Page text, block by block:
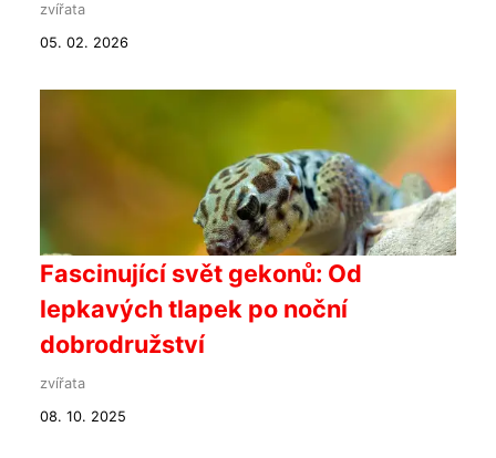
zvířata
05. 02. 2026
Fascinující svět gekonů: Od
lepkavých tlapek po noční
dobrodružství
zvířata
08. 10. 2025